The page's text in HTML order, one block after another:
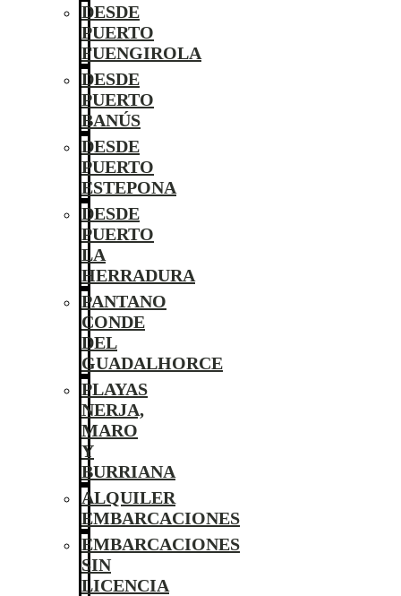
DESDE
PUERTO
FUENGIROLA
DESDE
PUERTO
BANÚS
DESDE
PUERTO
ESTEPONA
DESDE
PUERTO
LA
HERRADURA
PANTANO
CONDE
DEL
GUADALHORCE
PLAYAS
NERJA,
MARO
Y
BURRIANA
ALQUILER
EMBARCACIONES
EMBARCACIONES
SIN
LICENCIA